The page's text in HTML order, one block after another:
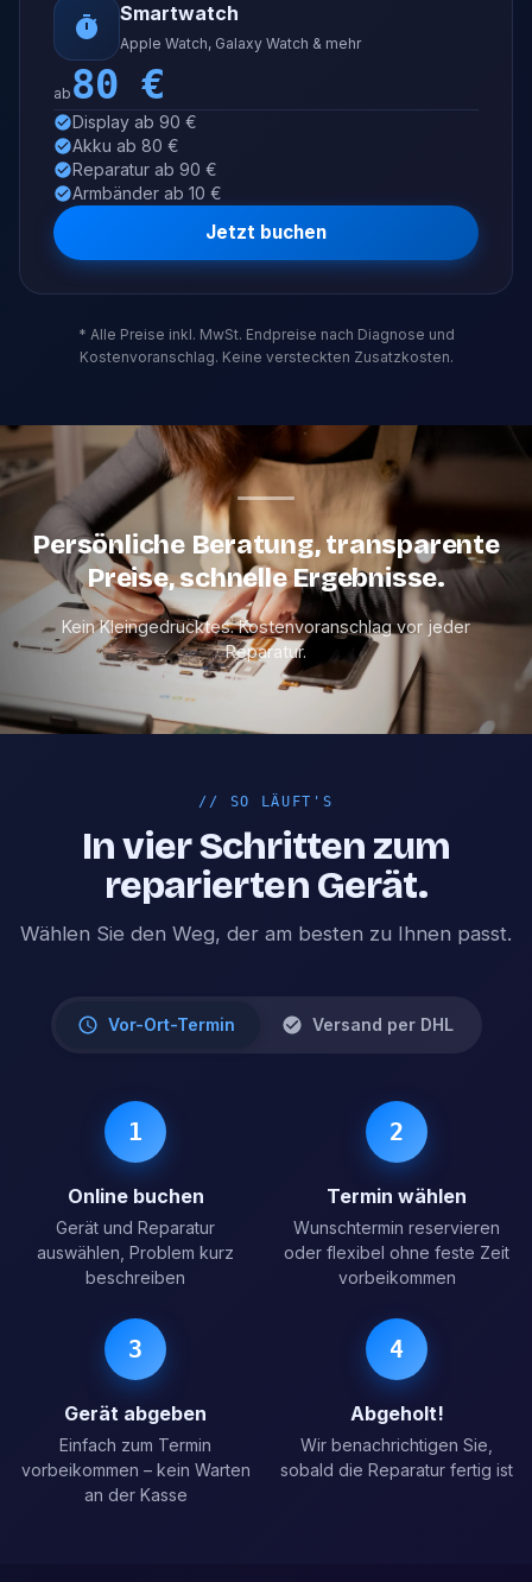
Smartwatch
Apple Watch, Galaxy Watch & mehr
ab 80 €
Display ab 90 €
Akku ab 80 €
Reparatur ab 90 €
Armbänder ab 10 €
Jetzt buchen
* Alle Preise inkl. MwSt. Endpreise nach Diagnose und
Kostenvoranschlag. Keine versteckten Zusatzkosten.
Persönliche Beratung, transparente
Preise, schnelle Ergebnisse.
Kein Kleingedrucktes. Kostenvoranschlag vor jeder
Reparatur.
// SO LÄUFT'S
In vier Schritten zum
reparierten Gerät.
Wählen Sie den Weg, der am besten zu Ihnen passt.
Vor-Ort-Termin Versand per DHL
1
Online buchen
Gerät und Reparatur
auswählen, Problem kurz
beschreiben
2
Termin wählen
Wunschtermin reservieren
oder flexibel ohne feste Zeit
vorbeikommen
3
Gerät abgeben
Einfach zum Termin
vorbeikommen – kein Warten
an der Kasse
4
Abgeholt!
Wir benachrichtigen Sie,
sobald die Reparatur fertig ist